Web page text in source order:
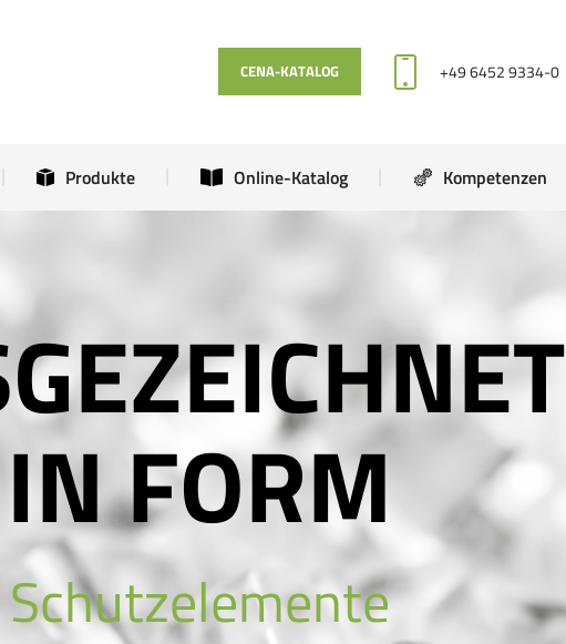
CENA-KATALOG +49 6452 9334-0
Produkte Online-Katalog Kompetenzen
IN FORM
Schutzelemente